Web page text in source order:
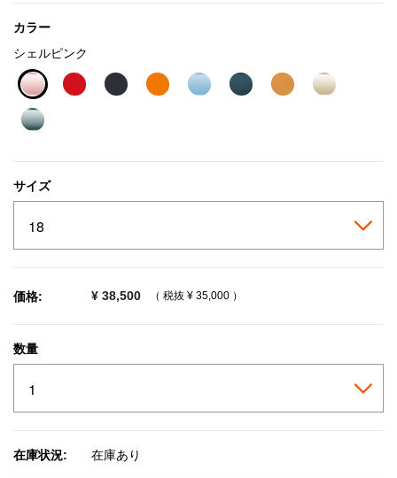
カラー
シェルピンク
selected
サイズ
価格: ¥ 38,500 （ 税抜 ¥ 35,000 ）
数量
在庫状況: 在庫あり